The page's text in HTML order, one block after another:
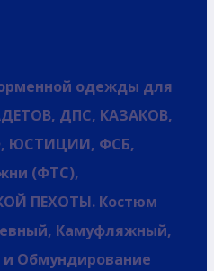
одежды для
ДПС, КАЗАКОВ,
ЮСТИЦИИ, ФСБ,
(ФТС),
ПЕХОТЫ. Костюм
Камуфляжный,
Обмундирование